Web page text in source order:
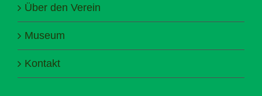
Über den Verein
Museum
Kontakt